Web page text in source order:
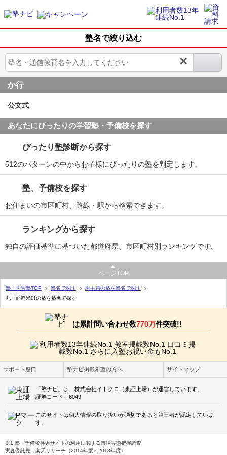
塾名で絞り込む
×
か行
公文式
あなたにぴったりの学習塾・予備校を探す
ぴったり塾診断から探す
512のパターンの中からお子様にぴったりの塾を判定します。
塾、予備校を探す
お住まいの市区町村、路線・駅から検索できます。
ランキングから探す
独自の評価基準に基づいた都道府県、市区町村別ランキングです。
ページTOP
塾・学習塾TOP 塾名で探す
岩手県の塾を塾名で探す
九戸郡軽米町の塾を塾名で探す
は累計問い合わせ数770万件突破!!
サポート窓口 塾ナビ掲載希望の方へ サイトマップ
「塾ナビ」は、株式会社イトクロ（東証上場）が運営しています。
証券コード：6049
このサイトは個人情報の取り扱いが適切であると第三者が認定していま
す。
※1 塾・予備校検索サイトの利用に関する市場実態把握調査
実査委託先：楽天リサーチ（2014年度～2018年度）